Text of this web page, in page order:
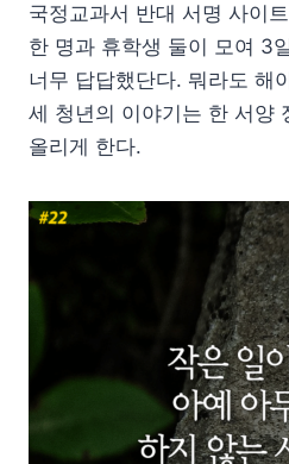
국정교과서 반대 서명 사이트
한 명과 휴학생 둘이 모여 3
너무 답답했단다. 뭐라도 해
세 청년의 이야기는 한 서양
올리게 한다.